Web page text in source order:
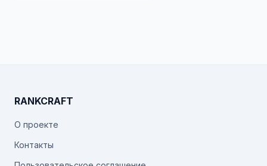
RANKCRAFT
О проекте
Контакты